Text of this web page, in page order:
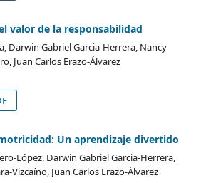
valor de la responsabilidad
Darwin Gabriel Garcia-Herrera, Nancy
Juan Carlos Erazo-Álvarez
Un aprendizaje divertido
López, Darwin Gabriel Garcia-Herrera,
Vizcaíno, Juan Carlos Erazo-Álvarez